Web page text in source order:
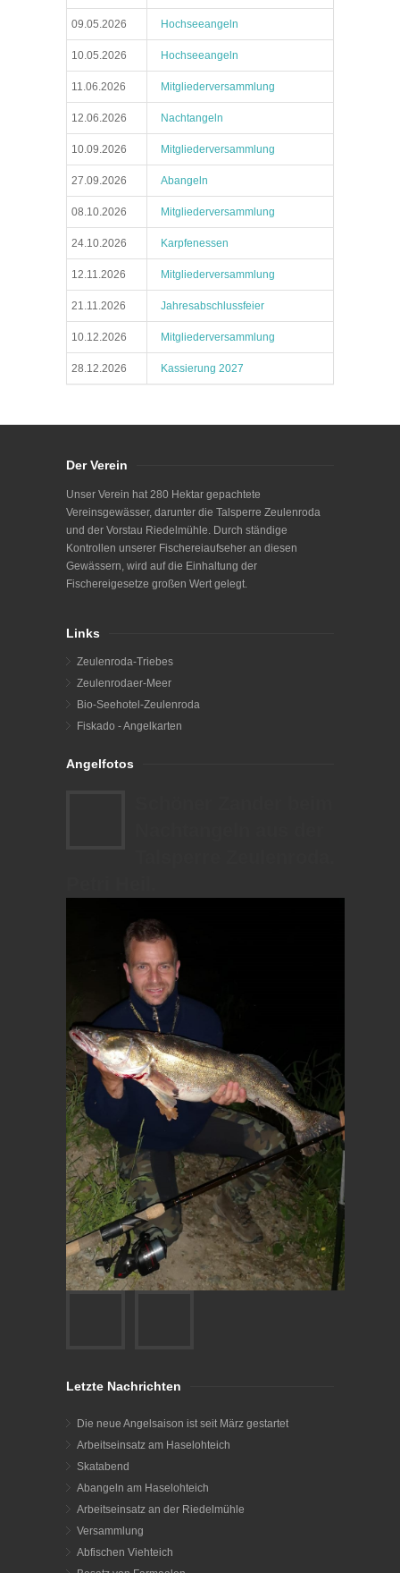
09.05.2026 Hochseeangeln
10.05.2026 Hochseeangeln
11.06.2026 Mitgliederversammlung
12.06.2026 Nachtangeln
10.09.2026 Mitgliederversammlung
27.09.2026 Abangeln
08.10.2026 Mitgliederversammlung
24.10.2026 Karpfenessen
12.11.2026 Mitgliederversammlung
21.11.2026 Jahresabschlussfeier
10.12.2026 Mitgliederversammlung
28.12.2026 Kassierung 2027
Der Verein
Unser Verein hat 280 Hektar gepachtete
Vereinsgewässer, darunter die Talsperre Zeulenroda
und der Vorstau Riedelmühle. Durch ständige
Kontrollen unserer Fischereiaufseher an diesen
Gewässern, wird auf die Einhaltung der
Fischereigesetze großen Wert gelegt.
Links
Zeulenroda-Triebes
Zeulenrodaer-Meer
Bio-Seehotel-Zeulenroda
Fiskado - Angelkarten
Angelfotos
Letzte Nachrichten
Die neue Angelsaison ist seit März gestartet
Arbeitseinsatz am Haselohteich
Skatabend
Abangeln am Haselohteich
Arbeitseinsatz an der Riedelmühle
Versammlung
Abfischen Viehteich